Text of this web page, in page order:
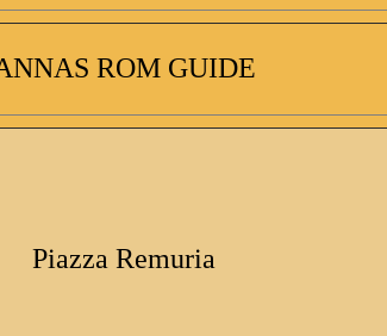
ROM GUIDE
Piazza Remuria